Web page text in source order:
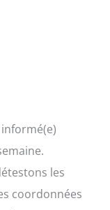
les
coordonnées